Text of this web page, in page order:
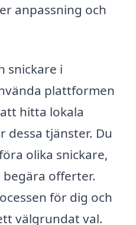
anpassning och
snickare i
plattformen
hitta lokala
tjänster. Du
olika snickare,
begära offerter.
för dig och
välgrundat val.